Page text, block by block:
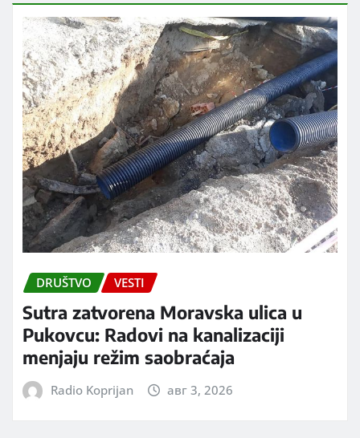
DRUŠTVO VESTI
Sutra zatvorena Moravska ulica u
Pukovcu: Radovi na kanalizaciji
menjaju režim saobraćaja
Radio Koprijan авг 3, 2026